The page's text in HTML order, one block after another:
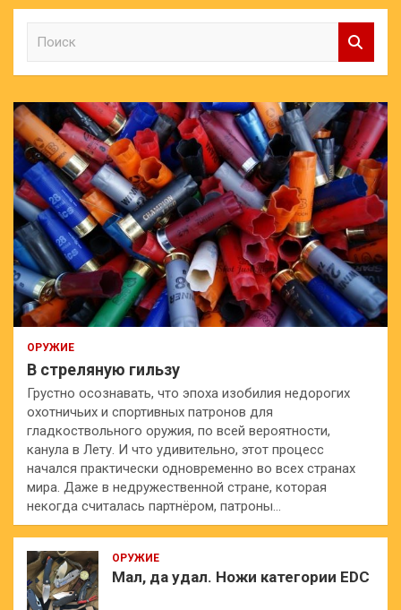
к
ОРУЖИЕ
В стреляную гильзу
Грустно осознавать, что эпоха изобилия недорогих
охотничьих и спортивных патронов для
гладкоствольного оружия, по всей вероятности,
канула в Лету. И что удивительно, этот процесс
начался практически одновременно во всех странах
мира. Даже в недружественной стране, которая
некогда считалась партнёром, патроны…
ОРУЖИЕ
Мал, да удал. Ножи категории EDC